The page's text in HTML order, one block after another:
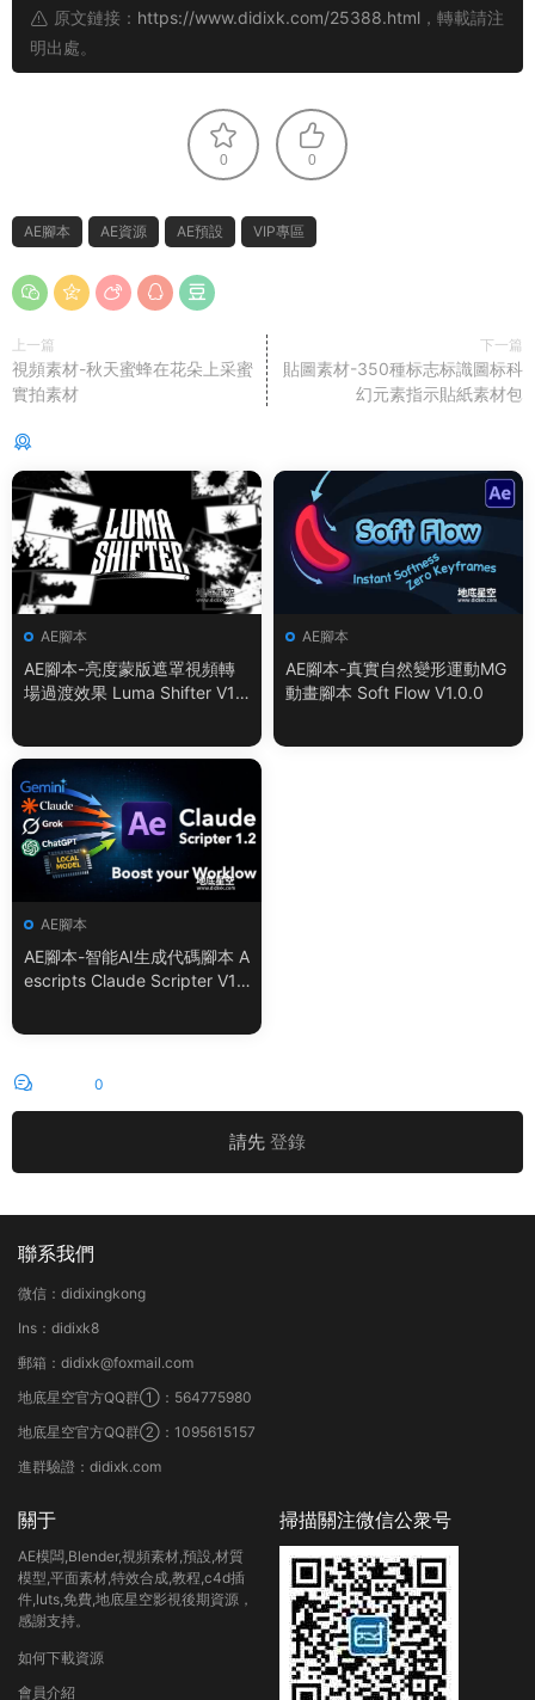
原文鏈接： https://www.didixk.com/25388.html ，轉載請注
明出處。
0 0
AE腳本 AE資源 AE預設 VIP專區
上一篇
視頻素材-秋天蜜蜂在花朵上采蜜
實拍素材
下一篇
貼圖素材-350種标志标識圖标科
幻元素指示貼紙素材包
AE腳本
AE腳本-亮度蒙版遮罩視頻轉
場過渡效果 Luma Shifter V1.
AE腳本
AE腳本-真實自然變形運動MG
動畫腳本 Soft Flow V1.0.0
AE腳本
AE腳本-智能AI生成代碼腳本 A
escripts Claude Scripter V1.
0
請先 登錄
聯系我們
微信：didixingkong
Ins：didixk8
郵箱：didixk@foxmail.com
地底星空官方QQ群①：564775980
地底星空官方QQ群②：1095615157
進群驗證：didixk.com
關于
AE模闆,Blender,視頻素材,預設,材質
模型,平面素材,特效合成,教程,c4d插
件,luts,免費,地底星空影視後期資源，
感謝支持。
如何下載資源
會員介紹
掃描關注微信公衆号